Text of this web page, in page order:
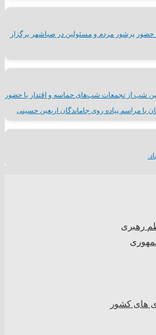
حضور پرشور مردم و مسئولین در صباشهر برگزار
شب از تجمعات شب‌های حماسه و اقتدار با حضور
با مراسم پیاده روی جاماندگان اربعین حسینی
رهبری
های کشور